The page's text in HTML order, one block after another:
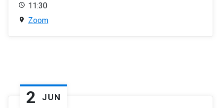
11:30
Zoom
2 JUN